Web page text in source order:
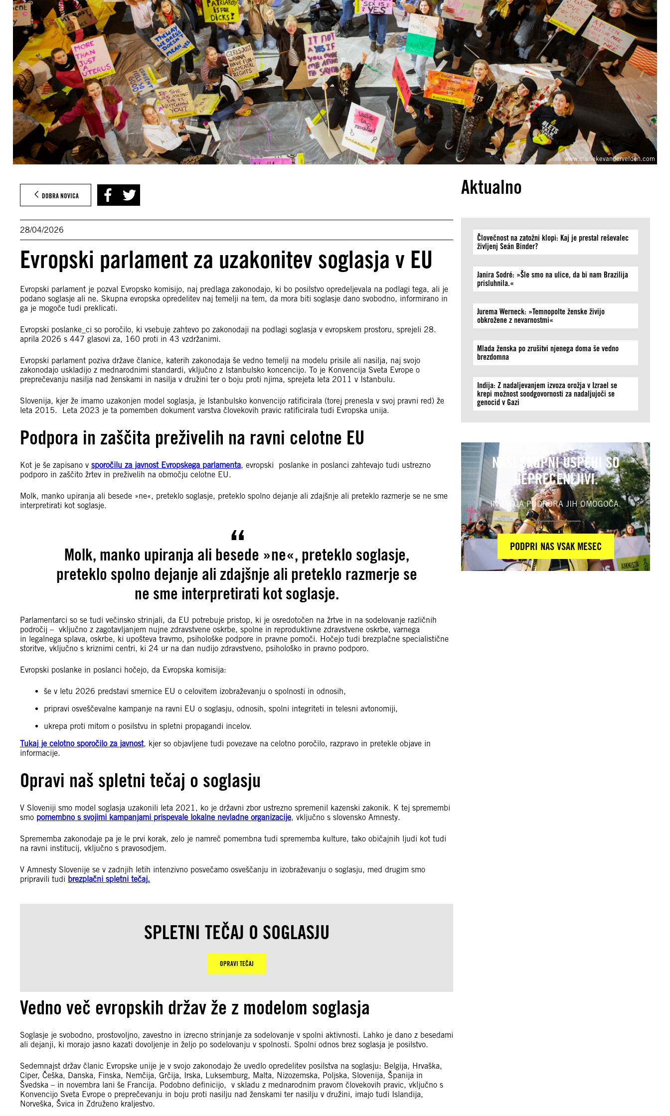
www.mariekevandervelden.com
DOBRA NOVICA
28/04/2026
Evropski parlament za uzakonitev soglasja v EU
Evropski parlament je pozval Evropsko komisijo, naj predlaga zakonodajo, ki bo posilstvo opredeljevala na podlagi tega, ali je
podano soglasje ali ne. Skupna evropska opredelitev naj temelji na tem, da mora biti soglasje dano svobodno, informirano in
ga je mogoče tudi preklicati.
Evropski poslanke_ci so poročilo, ki vsebuje zahtevo po zakonodaji na podlagi soglasja v evropskem prostoru, sprejeli 28.
aprila 2026 s 447 glasovi za, 160 proti in 43 vzdržanimi.
Evropski parlament poziva države članice, katerih zakonodaja še vedno temelji na modelu prisile ali nasilja, naj svojo
zakonodajo uskladijo z mednarodnimi standardi, vključno z Istanbulsko koncencijo. To je Konvencija Sveta Evrope o
preprečevanju nasilja nad ženskami in nasilja v družini ter o boju proti njima, sprejeta leta 2011 v Istanbulu.
Slovenija, kjer že imamo uzakonjen model soglasja, je Istanbulsko konvencijo ratificirala (torej prenesla v svoj pravni red) že
leta 2015. Leta 2023 je ta pomemben dokument varstva človekovih pravic ratificirala tudi Evropska unija.
Podpora in zaščita preživelih na ravni celotne EU
Kot je še zapisano v sporočilu za javnost Evropskega parlamenta, evropski poslanke in poslanci zahtevajo tudi ustrezno
podporo in zaščito žrtev in preživelih na območju celotne EU.
Molk, manko upiranja ali besede »ne«, preteklo soglasje, preteklo spolno dejanje ali zdajšnje ali preteklo razmerje se ne sme
interpretirati kot soglasje.
Molk, manko upiranja ali besede »ne«, preteklo soglasje,
preteklo spolno dejanje ali zdajšnje ali preteklo razmerje se
ne sme interpretirati kot soglasje.
Parlamentarci so se tudi večinsko strinjali, da EU potrebuje pristop, ki je osredotočen na žrtve in na sodelovanje različnih
področij – vključno z zagotavljanjem nujne zdravstvene oskrbe, spolne in reproduktivne zdravstvene oskrbe, varnega
in legalnega splava, oskrbe, ki upošteva travmo, psihološke podpore in pravne pomoči. Hočejo tudi brezplačne specialistične
storitve, vključno s kriznimi centri, ki 24 ur na dan nudijo zdravstveno, psihološko in pravno podporo.
Evropski poslanke in poslanci hočejo, da Evropska komisija:
še v letu 2026 predstavi smernice EU o celovitem izobraževanju o spolnosti in odnosih,
pripravi osveščevalne kampanje na ravni EU o soglasju, odnosih, spolni integriteti in telesni avtonomiji,
ukrepa proti mitom o posilstvu in spletni propagandi incelov.
Tukaj je celotno sporočilo za javnost, kjer so objavljene tudi povezave na celotno poročilo, razpravo in pretekle objave in
informacije.
Opravi naš spletni tečaj o soglasju
V Sloveniji smo model soglasja uzakonili leta 2021, ko je državni zbor ustrezno spremenil kazenski zakonik. K tej spremembi
smo pomembno s svojimi kampanjami prispevale lokalne nevladne organizacije, vključno s slovensko Amnesty.
Sprememba zakonodaje pa je le prvi korak, zelo je namreč pomembna tudi sprememba kulture, tako običajnih ljudi kot tudi
na ravni institucij, vključno s pravosodjem.
V Amnesty Slovenije se v zadnjih letih intenzivno posvečamo osveščanju in izobraževanju o soglasju, med drugim smo
pripravili tudi brezplačni spletni tečaj.
SPLETNI TEČAJ O SOGLASJU
OPRAVI TEČAJ
Vedno več evropskih držav že z modelom soglasja
Soglasje je svobodno, prostovoljno, zavestno in izrecno strinjanje za sodelovanje v spolni aktivnosti. Lahko je dano z besedami
ali dejanji, ki morajo jasno kazati dovoljenje in željo po sodelovanju v spolnosti. Spolni odnos brez soglasja je posilstvo.
Sedemnajst držav članic Evropske unije je v svojo zakonodajo že uvedlo opredelitev posilstva na soglasju: Belgija, Hrvaška,
Ciper, Češka, Danska, Finska, Nemčija, Grčija, Irska, Luksemburg, Malta, Nizozemska, Poljska, Slovenija, Španija in
Švedska – in novembra lani še Francija. Podobno definicijo, v skladu z mednarodnim pravom človekovih pravic, vključno s
Konvencijo Sveta Evrope o preprečevanju in boju proti nasilju nad ženskami ter nasilju v družini, imajo tudi Islandija,
Norveška, Švica in Združeno kraljestvo.
Aktualno
Človečnost na zatožni klopi: Kaj je prestal reševalec
življenj Seán Binder?
Janira Sodré: »Šle smo na ulice, da bi nam Brazilija
prisluhnila.«
Jurema Werneck: »Temnopolte ženske živijo
obkrožene z nevarnostmi«
Mlada ženska po zrušitvi njenega doma še vedno
brezdomna
Indija: Z nadaljevanjem izvoza orožja v Izrael se
krepi možnost soodgovornosti za nadaljujoči se
genocid v Gazi
NAŠI SKUPNI USPEHI SO
NEPRECENLJIVI.
IN TVOJA PODPORA JIH OMOGOČA.
PODPRI NAS VSAK MESEC